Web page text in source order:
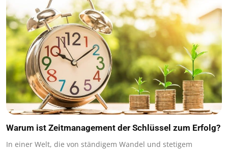
Warum ist Zeitmanagement der Schlüssel zum Erfolg?
In einer Welt, die von ständigem Wandel und stetigem